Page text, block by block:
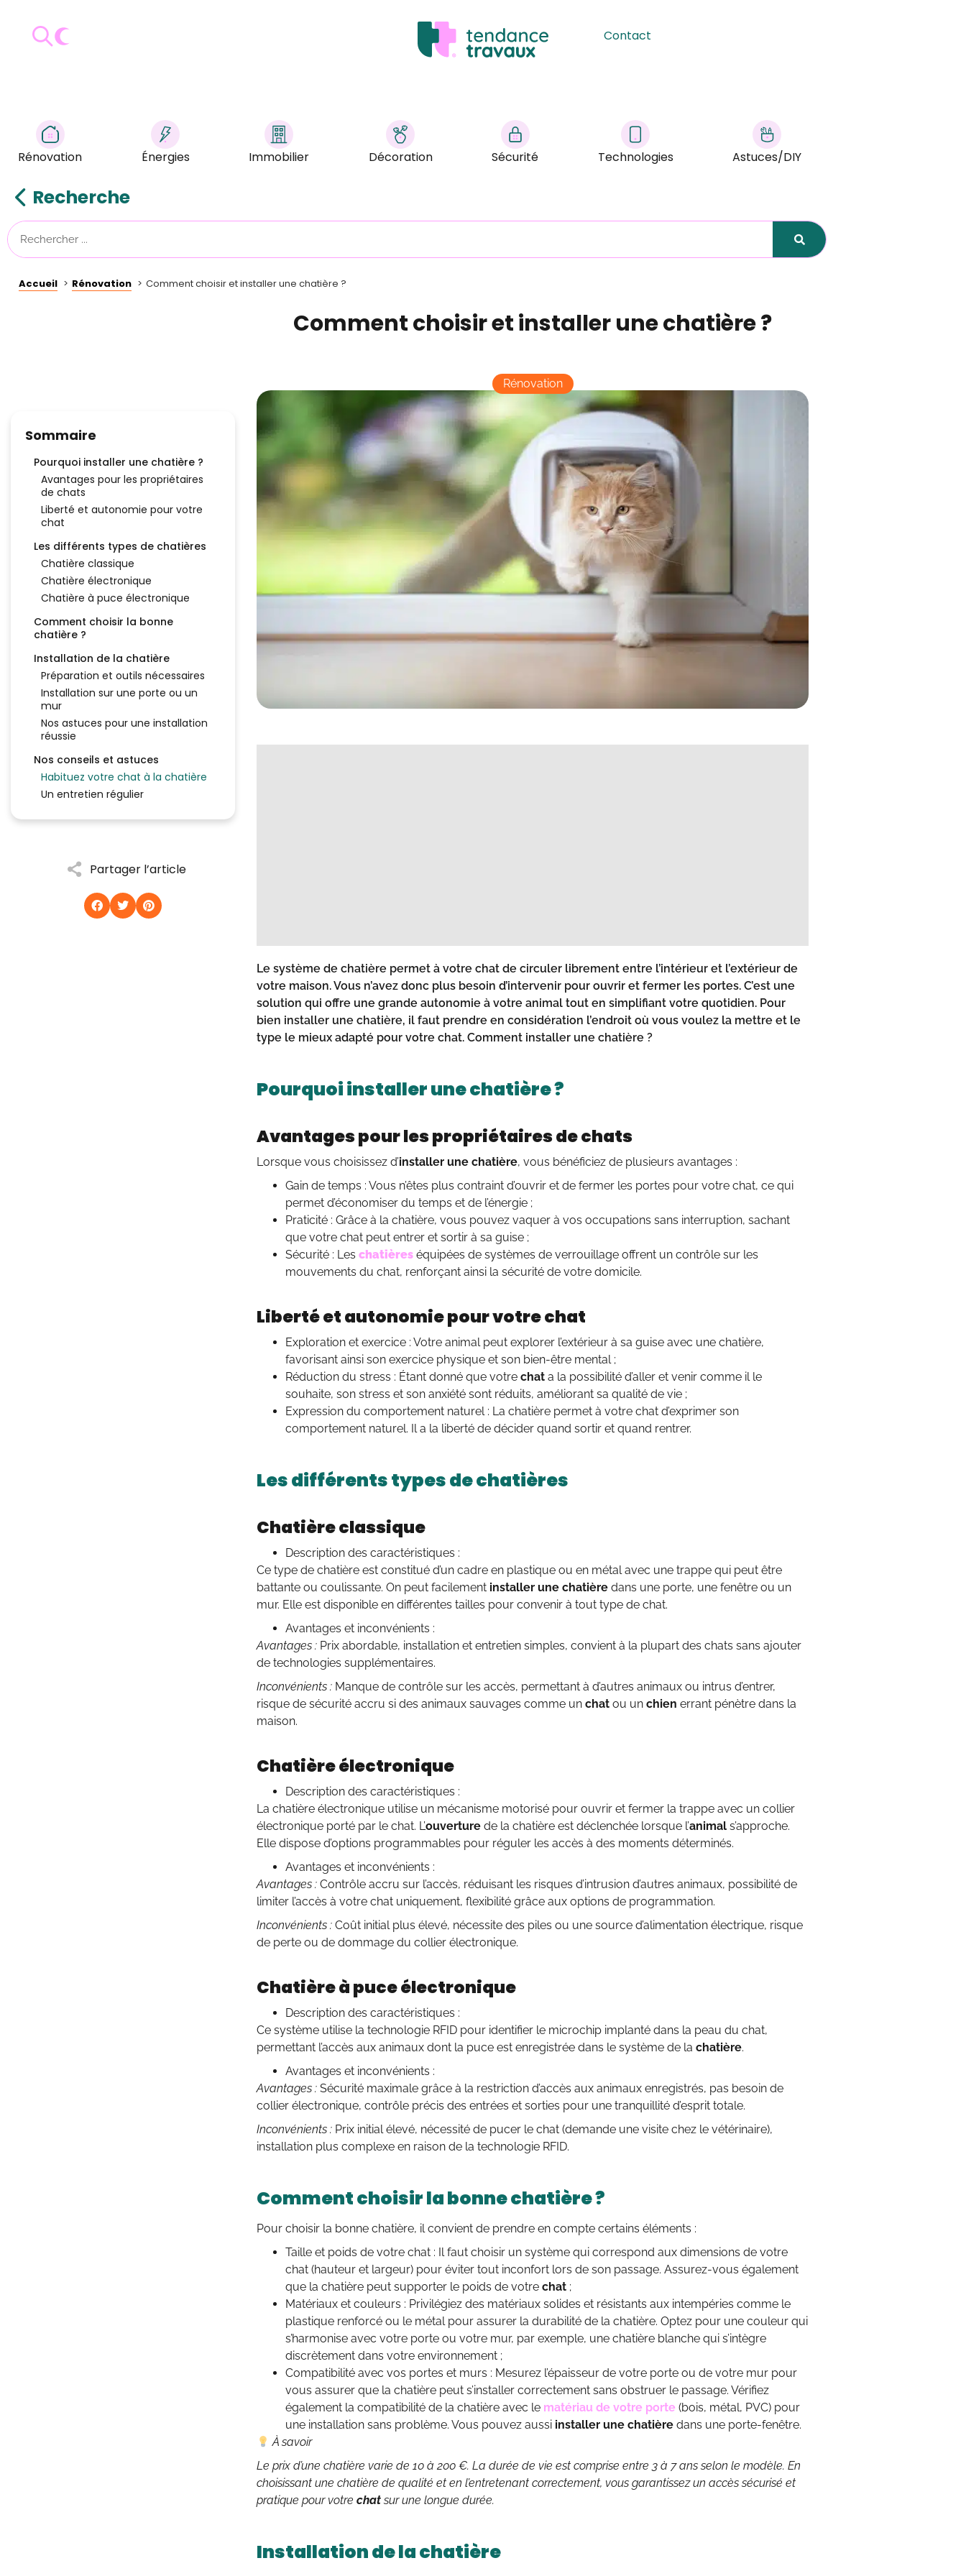
Contact
Rénovation Énergies Immobilier Décoration Sécurité Technologies Astuces/DIY
Recherche
Accueil Rénovation Comment choisir et installer une chatière ?
Sommaire
Pourquoi installer une chatière ?
Avantages pour les propriétaires
de chats
Liberté et autonomie pour votre
chat
Les différents types de chatières
Chatière classique
Chatière électronique
Chatière à puce électronique
Comment choisir la bonne
chatière ?
Installation de la chatière
Préparation et outils nécessaires
Installation sur une porte ou un
mur
Nos astuces pour une installation
réussie
Nos conseils et astuces
Habituez votre chat à la chatière
Un entretien régulier
Partager l’article
Comment choisir et installer une chatière ?
Rénovation
Le système de chatière permet à votre chat de circuler librement entre l’intérieur et l’extérieur de
votre maison. Vous n’avez donc plus besoin d’intervenir pour ouvrir et fermer les portes. C’est une
solution qui offre une grande autonomie à votre animal tout en simplifiant votre quotidien. Pour
bien installer une chatière, il faut prendre en considération l’endroit où vous voulez la mettre et le
type le mieux adapté pour votre chat. Comment installer une chatière ?
Pourquoi installer une chatière ?
Avantages pour les propriétaires de chats
Lorsque vous choisissez d’installer une chatière, vous bénéficiez de plusieurs avantages :
Gain de temps : Vous n’êtes plus contraint d’ouvrir et de fermer les portes pour votre chat, ce qui
permet d’économiser du temps et de l’énergie ;
Praticité : Grâce à la chatière, vous pouvez vaquer à vos occupations sans interruption, sachant
que votre chat peut entrer et sortir à sa guise ;
Sécurité : Les chatières équipées de systèmes de verrouillage offrent un contrôle sur les
mouvements du chat, renforçant ainsi la sécurité de votre domicile.
Liberté et autonomie pour votre chat
Exploration et exercice : Votre animal peut explorer l’extérieur à sa guise avec une chatière,
favorisant ainsi son exercice physique et son bien-être mental ;
Réduction du stress : Étant donné que votre chat a la possibilité d’aller et venir comme il le
souhaite, son stress et son anxiété sont réduits, améliorant sa qualité de vie ;
Expression du comportement naturel : La chatière permet à votre chat d’exprimer son
comportement naturel. Il a la liberté de décider quand sortir et quand rentrer.
Les différents types de chatières
Chatière classique
Description des caractéristiques :
Ce type de chatière est constitué d’un cadre en plastique ou en métal avec une trappe qui peut être
battante ou coulissante. On peut facilement installer une chatière dans une porte, une fenêtre ou un
mur. Elle est disponible en différentes tailles pour convenir à tout type de chat.
Avantages et inconvénients :
Avantages : Prix abordable, installation et entretien simples, convient à la plupart des chats sans ajouter
de technologies supplémentaires.
Inconvénients : Manque de contrôle sur les accès, permettant à d’autres animaux ou intrus d’entrer,
risque de sécurité accru si des animaux sauvages comme un chat ou un chien errant pénètre dans la
maison.
Chatière électronique
Description des caractéristiques :
La chatière électronique utilise un mécanisme motorisé pour ouvrir et fermer la trappe avec un collier
électronique porté par le chat. L’ouverture de la chatière est déclenchée lorsque l’animal s’approche.
Elle dispose d’options programmables pour réguler les accès à des moments déterminés.
Avantages et inconvénients :
Avantages : Contrôle accru sur l’accès, réduisant les risques d’intrusion d’autres animaux, possibilité de
limiter l’accès à votre chat uniquement, flexibilité grâce aux options de programmation.
Inconvénients : Coût initial plus élevé, nécessite des piles ou une source d’alimentation électrique, risque
de perte ou de dommage du collier électronique.
Chatière à puce électronique
Description des caractéristiques :
Ce système utilise la technologie RFID pour identifier le microchip implanté dans la peau du chat,
permettant l’accès aux animaux dont la puce est enregistrée dans le système de la chatière.
Avantages et inconvénients :
Avantages : Sécurité maximale grâce à la restriction d’accès aux animaux enregistrés, pas besoin de
collier électronique, contrôle précis des entrées et sorties pour une tranquillité d’esprit totale.
Inconvénients : Prix initial élevé, nécessité de pucer le chat (demande une visite chez le vétérinaire),
installation plus complexe en raison de la technologie RFID.
Comment choisir la bonne chatière ?
Pour choisir la bonne chatière, il convient de prendre en compte certains éléments :
Taille et poids de votre chat : Il faut choisir un système qui correspond aux dimensions de votre
chat (hauteur et largeur) pour éviter tout inconfort lors de son passage. Assurez-vous également
que la chatière peut supporter le poids de votre chat ;
Matériaux et couleurs : Privilégiez des matériaux solides et résistants aux intempéries comme le
plastique renforcé ou le métal pour assurer la durabilité de la chatière. Optez pour une couleur qui
s’harmonise avec votre porte ou votre mur, par exemple, une chatière blanche qui s’intègre
discrètement dans votre environnement ;
Compatibilité avec vos portes et murs : Mesurez l’épaisseur de votre porte ou de votre mur pour
vous assurer que la chatière peut s’installer correctement sans obstruer le passage. Vérifiez
également la compatibilité de la chatière avec le matériau de votre porte (bois, métal, PVC) pour
une installation sans problème. Vous pouvez aussi installer une chatière dans une porte-fenêtre.
À savoir
Le prix d’une chatière varie de 10 à 200 €. La durée de vie est comprise entre 3 à 7 ans selon le modèle. En
choisissant une chatière de qualité et en l’entretenant correctement, vous garantissez un accès sécurisé et
pratique pour votre chatsur une longue durée.
Installation de la chatière